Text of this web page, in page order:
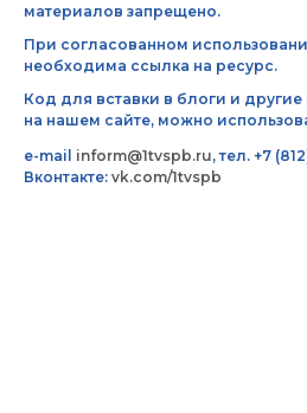
материалов запрещено.
При согласованном
необходима ссылка на ресурс.
Код для вставки в блоги и
на нашем сайте, можно
e-mail inform@1tvspb.ru, тел. +7
Вконтакте: vk.com/1tvspb